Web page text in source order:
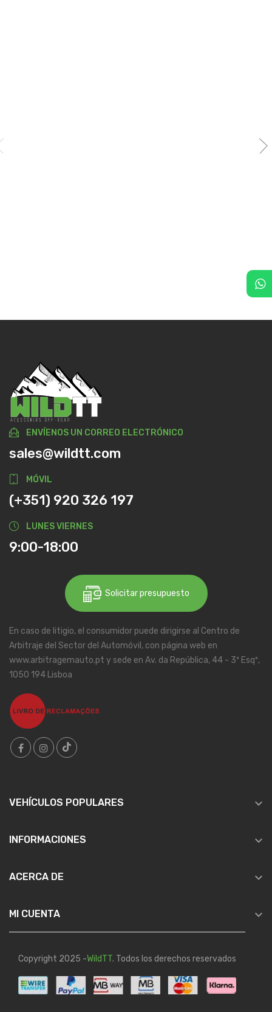
ENVÍENOS UN CORREO ELECTRÓNICO
sales@wildtt.com
MÓVIL
(+351) 920 326 197
LUNES VIERNES
9:00-18:00
Solicitar presupuesto
En caso de litigio, el consumidor puede dirigirse al Centro de
Arbitraje del Sector del Automóvil, con página web en
www.arbitragemauto.pt y sede en Av. da República, 44 - 3º Esqº,
1050 194 Lisboa
VEHÍCULOS POPULARES 
INFORMACIONES 
ACERCA DE 
MI CUENTA 
Copyright 2025 -WildTT. Todos los derechos reservados